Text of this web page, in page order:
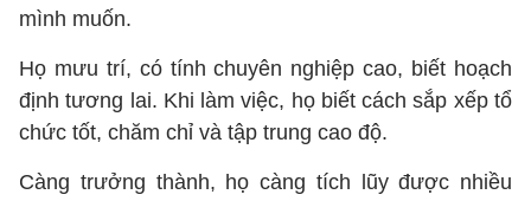
mình muốn.
Họ mưu trí, có tính chuyên nghiệp cao, biết hoạch
định tương lai. Khi làm việc, họ biết cách sắp xếp tổ
chức tốt, chăm chỉ và tập trung cao độ.
Càng trưởng thành, họ càng tích lũy được nhiều